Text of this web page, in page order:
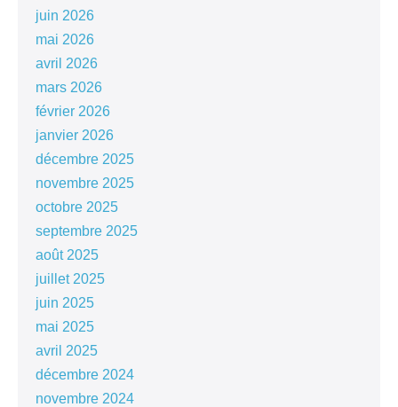
juin 2026
mai 2026
avril 2026
mars 2026
février 2026
janvier 2026
décembre 2025
novembre 2025
octobre 2025
septembre 2025
août 2025
juillet 2025
juin 2025
mai 2025
avril 2025
décembre 2024
novembre 2024